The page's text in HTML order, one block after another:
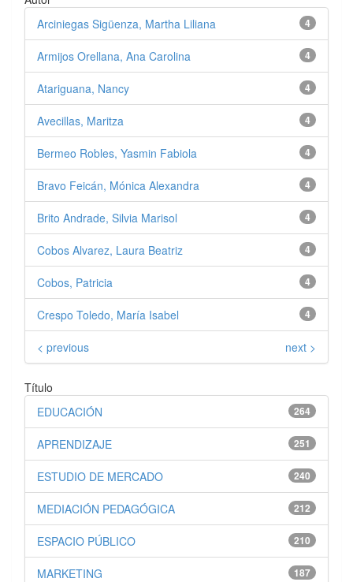
4
Arciniegas Sigüenza, Martha Liliana
4
Armijos Orellana, Ana Carolina
4
Atariguana, Nancy
4
Avecillas, Maritza
4
Bermeo Robles, Yasmin Fabiola
4
Bravo Feicán, Mónica Alexandra
4
Brito Andrade, Silvia Marisol
4
Cobos Alvarez, Laura Beatriz
4
Cobos, Patricia
4
Crespo Toledo, María Isabel
< previous next >
Título
264
EDUCACIÓN
251
APRENDIZAJE
240
ESTUDIO DE MERCADO
212
MEDIACIÓN PEDAGÓGICA
210
ESPACIO PÚBLICO
187
MARKETING